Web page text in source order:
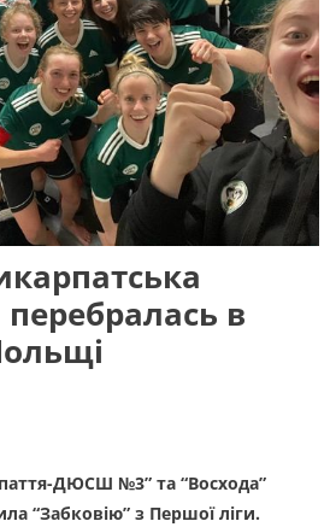
перебралась в
ДЮСШ №3” та “Восхода”
“Забковію” з Першої ліги.